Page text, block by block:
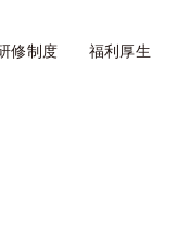
修制度 福利厚生